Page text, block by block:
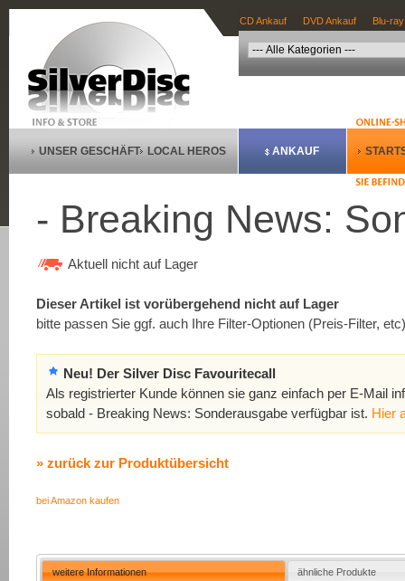
CD Ankauf DVD Ankauf Blu-
UNSER GESCHÄFT LOCAL HEROS ANKAUF
- Breaking News:
Aktuell nicht auf Lager
Dieser Artikel ist vorübergehend nicht auf Lager
bitte passen Sie ggf. auch Ihre Filter-Optionen (Preis-Filter,
Neu! Der Silver Disc Favouritecall
Als registrierter Kunde können sie ganz einfach per E-Mail
sobald - Breaking News: Sonderausgabe verfügbar ist. Hier
» zurück zur Produktübersicht
bei Amazon kaufen
weitere Informationen ähnliche Produkte